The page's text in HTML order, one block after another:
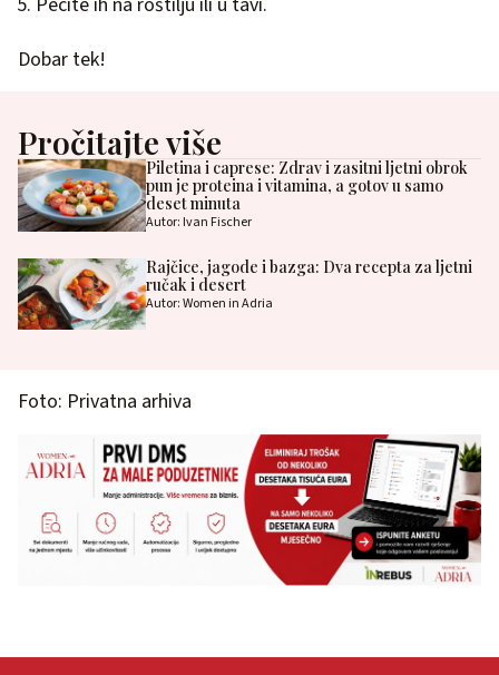
Dobar tek!
Pročitajte više
Piletina i caprese: Zdrav i zasitni ljetni obrok
pun je proteina i vitamina, a gotov u samo
deset minuta
Autor: Ivan Fischer
Rajčice, jagode i bazga: Dva recepta za ljetni
ručak i desert
Autor: Women in Adria
Foto: Privatna arhiva